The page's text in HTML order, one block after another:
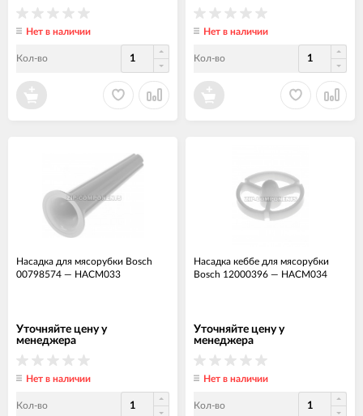
Нет в наличии
Кол-во
Нет в наличии
Кол-во
Насадка для мясорубки Bosch
00798574 — НАСМ033
Уточняйте цену у
менеджера
Нет в наличии
Кол-во
Насадка кеббе для мясорубки
Bosch 12000396 — НАСМ034
Уточняйте цену у
менеджера
Нет в наличии
Кол-во